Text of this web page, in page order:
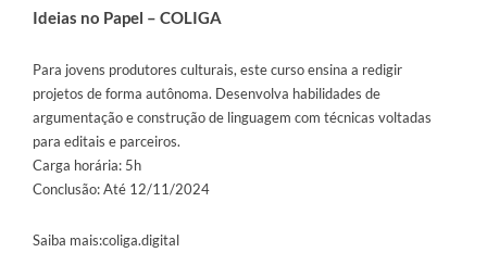
Ideias no Papel – COLIGA
Para jovens produtores culturais, este curso ensina a redigir
projetos de forma autônoma. Desenvolva habilidades de
argumentação e construção de linguagem com técnicas voltadas
para editais e parceiros.
Carga horária: 5h
Conclusão: Até 12/11/2024
Saiba mais:coliga.digital